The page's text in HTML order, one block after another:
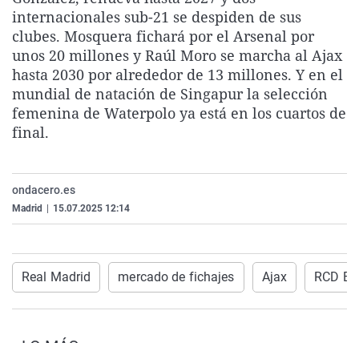
La rosa de los vientos
Gente viajera
Como el perro y el
Caso
Retornados
Equipo de
Operación Viuda
Extremadura
Galicia
La Rioja
Navarra
Virales
Televisión
Elecciones
internacionales sub-21 se despiden de sus
clubes. Mosquera fichará por el Arsenal por
unos 20 millones y Raúl Moro se marcha al Ajax
hasta 2030 por alrededor de 13 millones. Y en el
mundial de natación de Singapur la selección
femenina de Waterpolo ya está en los cuartos de
final.
ondacero.es
Madrid 15.07.2025 12:14
Real Madrid mercado de fichajes Ajax RCD